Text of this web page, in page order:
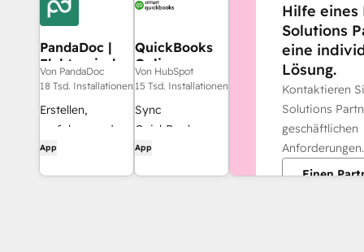
PandaDoc |
Elektronische
Signaturen,
Zahlungen
Von PandaDoc
18 Tsd. Installationen
Erstellen,
verfolgen und
eSignieren Sie
App
QuickBooks
Online
Von HubSpot
15 Tsd. Installationen
Sync
QuickBooks
Online and
App
Hilfe eines
Solutions
eine
Lösung.
Kontaktieren
Solutions
geschäftlichen
Anforderungen.
Einen